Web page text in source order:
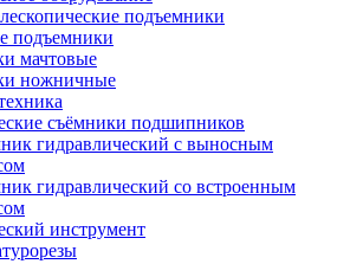
подъемники
подъемники
мачтовые
ножничные
съёмники подшипников
гидравлический с выносным
гидравлический со встроенным
инструмент